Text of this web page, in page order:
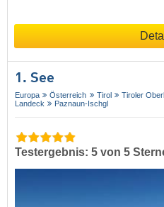
1. See
Europa Österreich Tirol
Tiroler
Landeck
Paznaun-Ischgl
Testergebnis: 5 von 5